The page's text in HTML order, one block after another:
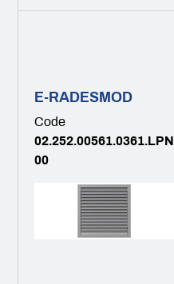
E-RADESMOD
Code
02.252.00561.0361.LPN
00